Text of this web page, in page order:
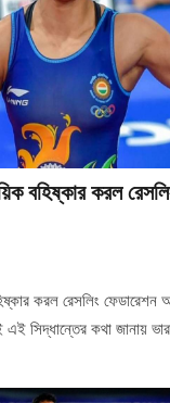
বহিষ্কার করল
করল রেসলিং
সিদ্ধান্তের কথা জানায়